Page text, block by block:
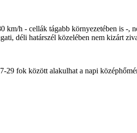
h - cellák tágabb környezetében is -,
déli határszél közelében nem kizárt
fok között alakulhat a napi